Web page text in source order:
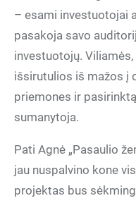
– esami investuotojai
pasakoja savo
investuotojų.
išsirutulios iš mažos į
priemones ir
sumanytoja.
Pati Agnė „Pasaulio
jau nuspalvino kone
projektas bus